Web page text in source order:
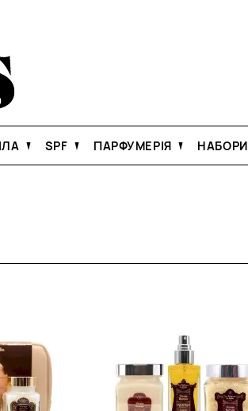
SPF ПАРФУМЕРІЯ НАБОРИ